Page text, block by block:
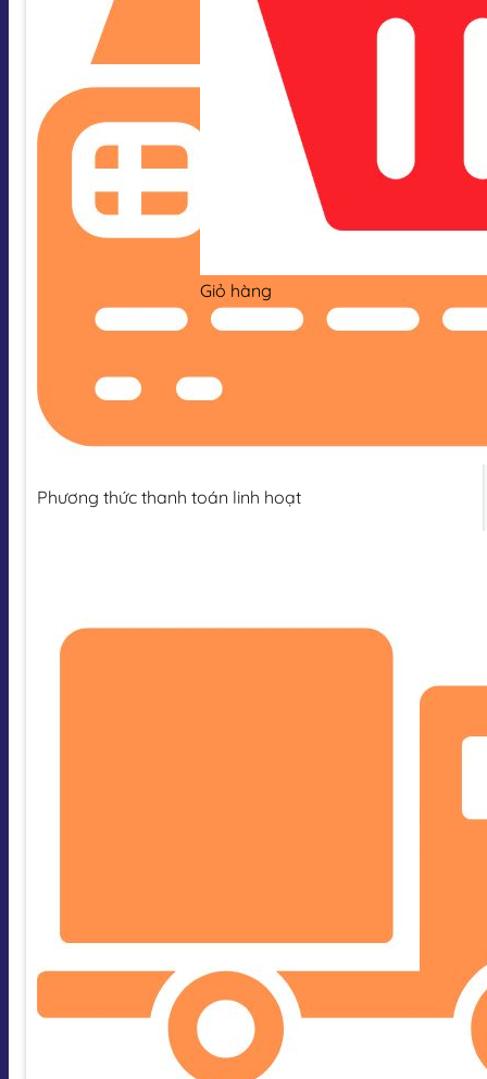
Giỏ hàng
Phương thức thanh toán linh hoạt